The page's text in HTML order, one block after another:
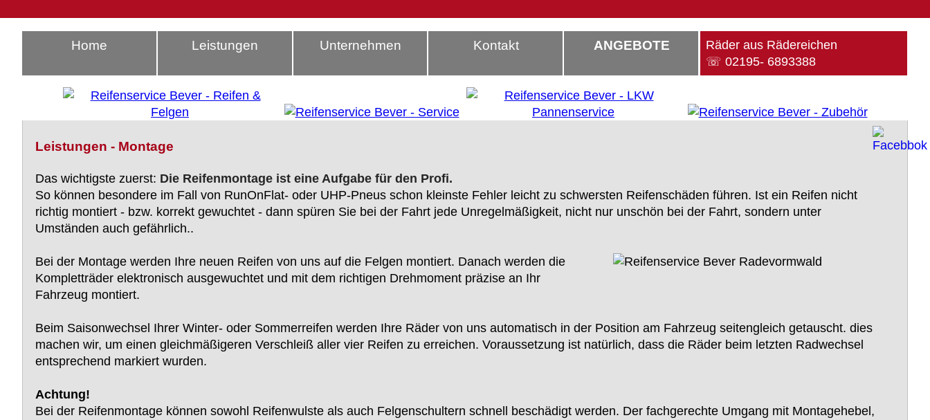
Home Leistungen Unternehmen Kontakt ANGEBOTE
Räder aus Rädereichen
☏ 02195- 6893388
Leistungen - Montage
Das wichtigste zuerst: Die Reifenmontage ist eine Aufgabe für den Profi.
So können besondere im Fall von RunOnFlat- oder UHP-Pneus schon kleinste Fehler leicht zu schwersten Reifenschäden führen. Ist ein Reifen nicht
richtig montiert - bzw. korrekt gewuchtet - dann spüren Sie bei der Fahrt jede Unregelmäßigkeit, nicht nur unschön bei der Fahrt, sondern unter
Umständen auch gefährlich..
Bei der Montage werden Ihre neuen Reifen von uns auf die Felgen montiert. Danach werden die
Kompletträder elektronisch ausgewuchtet und mit dem richtigen Drehmoment präzise an Ihr
Fahrzeug montiert.
Beim Saisonwechsel Ihrer Winter- oder Sommerreifen werden Ihre Räder von uns automatisch in der Position am Fahrzeug seitengleich getauscht. dies
machen wir, um einen gleichmäßigeren Verschleiß aller vier Reifen zu erreichen. Voraussetzung ist natürlich, dass die Räder beim letzten Radwechsel
entsprechend markiert wurden.
Achtung!
Bei der Reifenmontage können sowohl Reifenwulste als auch Felgenschultern schnell beschädigt werden. Der fachgerechte Umgang mit Montagehebel,